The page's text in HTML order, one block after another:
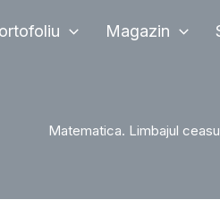
Magazin
Matematica. Limbajul